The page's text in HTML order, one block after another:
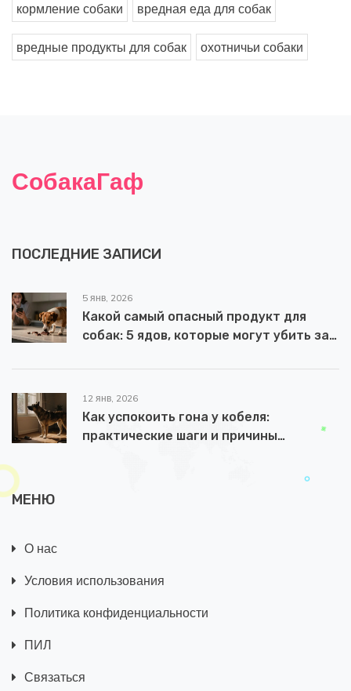
кормление собаки вредная еда для собак
вредные продукты для собак охотничьи собаки
СобакаГаф
ПОСЛЕДНИЕ ЗАПИСИ
5 янв, 2026
Какой самый опасный продукт для
собак: 5 ядов, которые могут убить за
12 янв, 2026
Как успокоить гона у кобеля:
практические шаги и причины
МЕНЮ
О нас
Условия использования
Политика конфиденциальности
ПИЛ
Связаться